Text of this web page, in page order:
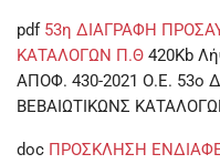
pdf 53η ΔΙΑΓΡΑΦΗ
ΚΑΤΑΛΟΓΩΝ Π.Θ 420Kb
ΑΠΟΦ. 430-2021 Ο.Ε. 53ο
ΒΕΒΑΙΩΤΙΚΩΝΣ
doc ΠΡΟΣΚΛΗΣΗ